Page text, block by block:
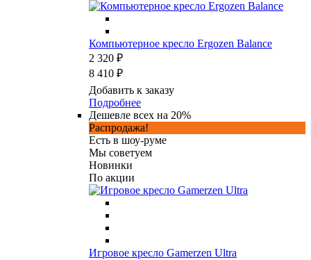
Компьютерное кресло Ergozen Balance
2 320 ₽
8 410 ₽
Добавить к заказу
Подробнее
Дешевле всех на 20%
Распродажа!
Есть в шоу-руме
Мы советуем
Новинки
По акции
Игровое кресло Gamerzen Ultra